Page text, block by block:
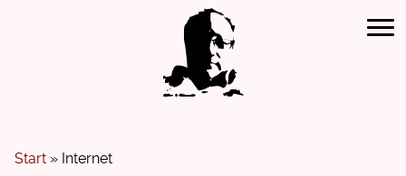
Start » Internet